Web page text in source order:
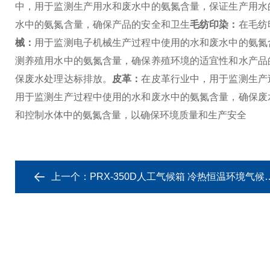
中，用于监测生产用水和废水中的氨氮含量，保证生产用
水中的氨氮含量，确保产品的安全和卫生毛纺印染： 在毛纺
械： 用于监测电子机械生产过程中使用的水和废水中的氨
测养殖用水中的氨氮含量，确保养殖环境的适宜性和水产品
保废水处理达标排放。
皮革：在皮革行业中，用于监测生
用于监测生产过程中使用的水和废水中的氨氮含量，确保
和控制水体中的氨氮含量，以确保环境质量和生产安全
上一个： PRX-350D人工气候箱 冷热恒温环境气候试验